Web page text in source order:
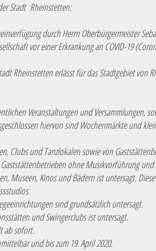
Stadt Rheinstetten:
durch Herrn Oberbürgermeister
vor einer Erkrankung an COVID-19
Rheinstetten erlässt für das Stadtgebiet von
Veranstaltungen und Versammlungen,
hiervon sind Wochenmärkte und
Clubs und Tanzlokalen sowie von
ohne Musikvorführung und
Museen, Kinos und Bädern ist untersagt.
sind grundsätzlich untersagt.
und Swingerclubs ist untersagt.
ab sofort.
und bis zum 19. April 2020.